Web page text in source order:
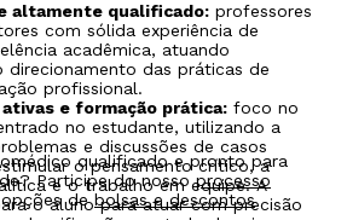
altamente qualificado: professores
com sólida experiência de
acadêmica, atuando
direcionamento das práticas de
profissional.
e formação prática: foco no
no estudante, utilizando a
e discussões de casos
o pensamento crítico, a
e o trabalho em equipe. A
o aluno para atuar com precisão
qualificado e pronto para
Participe do nossoprocesso
debolsas e descontos